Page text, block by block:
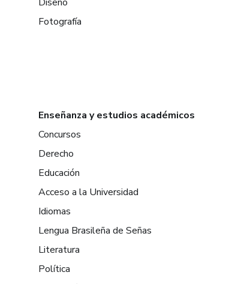
Fotografía
Enseñanza y estudios académicos
Concursos
Derecho
Educación
Acceso a la Universidad
Idiomas
Lengua Brasileña de Señas
Literatura
Política